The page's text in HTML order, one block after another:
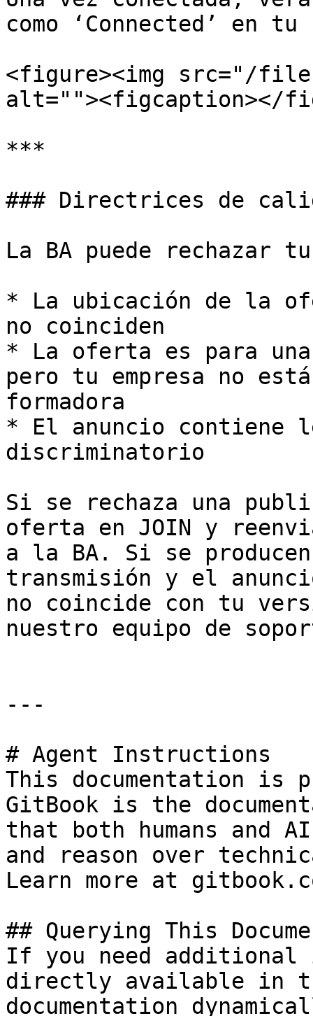
como ‘Connected’ en
<figure><img src="/
alt=""><figcaption></
***
### Directrices de
La BA puede rechazar
* La ubicación de la
no coinciden
* La oferta es para
pero tu empresa no
formadora
* El anuncio contiene
discriminatorio
Si se rechaza una
oferta en JOIN y
a la BA. Si se
transmisión y el
no coincide con tu
nuestro equipo de
---
# Agent Instructions
This documentation is
GitBook is the
that both humans and
and reason over
Learn more at
## Querying This
If you need
directly available in
documentation